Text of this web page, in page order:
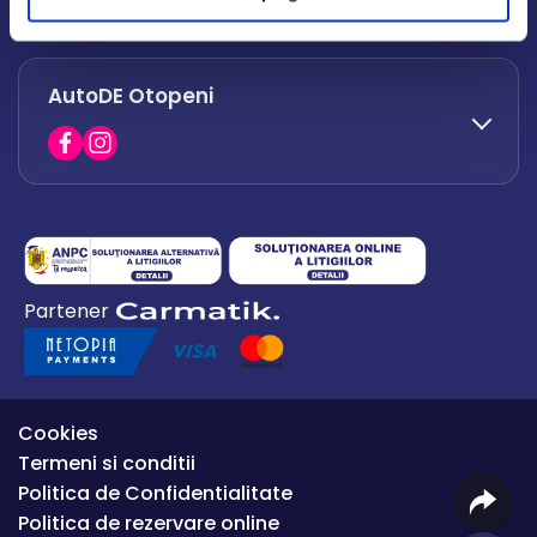
office.afumati@autode.ro
0730 063 852
0730 063 851
AutoDE Otopeni
0754 649 360
office.premium@autode.ro
Partener
Cookies
Termeni si conditii
Politica de Confidentialitate
Politica de rezervare online